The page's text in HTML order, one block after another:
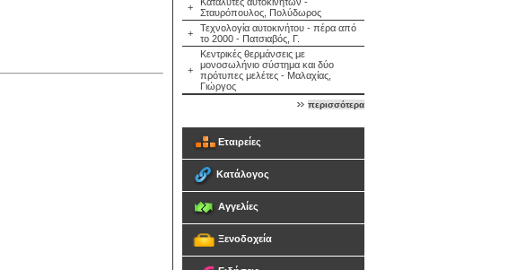
+
Σταυρόπουλος, Πολύδωρος
+
Τεχνολογία αυτοκινήτου - πέρα από
το 2000 - Πατσιαβός, Γ.
+
Κεντρικές θερμάνσεις με
μονοσωλήνιο σύστημα και δύο
πρότυπες μελέτες - Μαλαχίας,
Γιώργος
περισσότερα
Εταιρείες
Κατάλογος
Αγγελίες
Ξενοδοχεία